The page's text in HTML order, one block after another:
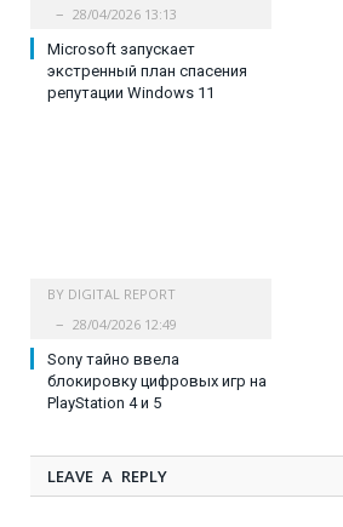
28/04/2026 13:13
Microsoft запускает
экстренный план спасения
репутации Windows 11
BY DIGITAL REPORT
28/04/2026 12:49
Sony тайно ввела
блокировку цифровых игр на
PlayStation 4 и 5
LEAVE A REPLY